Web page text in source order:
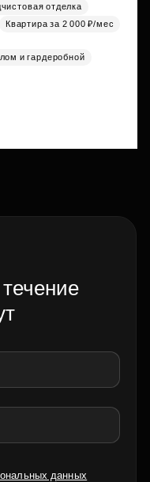
отделка
Квартира за 2 000 ₽/мес
и гардеробной
данных